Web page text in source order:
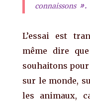
connaissons ».
L’essai est
même dire
souhaitons
sur le monde,
les animaux,